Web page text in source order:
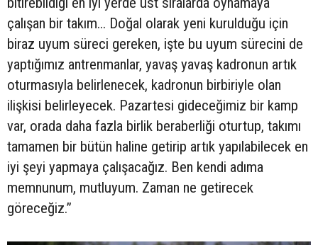
çalışan bir takım... Doğal olarak yeni kurulduğu için
biraz uyum süreci gereken, işte bu uyum sürecini de
yaptığımız antrenmanlar, yavaş yavaş kadronun artık
oturmasıyla belirlenecek, kadronun birbiriyle olan
ilişkisi belirleyecek. Pazartesi gideceğimiz bir kamp
var, orada daha fazla birlik beraberliği oturtup, takımı
tamamen bir bütün haline getirip artık yapılabilecek en
iyi şeyi yapmaya çalışacağız. Ben kendi adıma
memnunum, mutluyum. Zaman ne getirecek
göreceğiz.”